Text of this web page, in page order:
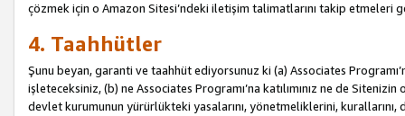
çözmek için o Amazon Sitesi’ndeki iletişim talimatlarını takip etmeleri
4. Taahhütler
Şunu beyan, garanti ve taahhüt ediyorsunuz ki (a) Associates
işleteceksiniz, (b) ne Associates Programı’na katılımınız ne de
devlet kurumunun yürürlükteki yasalarını, yönetmeliklerini,